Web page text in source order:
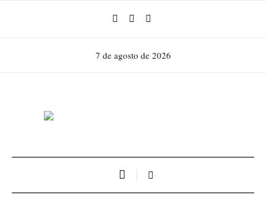
7 de agosto de 2026